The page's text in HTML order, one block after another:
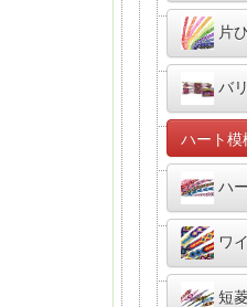
片
バ
ハート模
ハ
ワ
短